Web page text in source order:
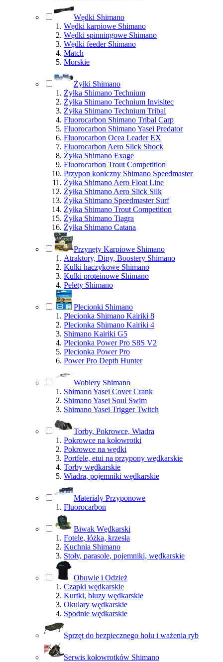
Wędki Shimano
Wędki karpiowe Shimano
Wędki spinningowe Shimano
Wędki feeder Shimano
Match
Morskie
Żyłki Shimano
Żyłka Shimano Technium
Żyłka Shimano Technium Invisitec
Żyłka Shimano Technium Tribal
Fluorocarbon Shimano Tribal Carp
Fluorocarbon Shimano Yasei Predator
Fluorocarbon Ocea Leader EX
Fluorocarbon Aero Slick Shock
Żyłka Shimano Exage
Fluorocarbon Trout Competition
Przypon koniczny Shimano Speedmaster
Żyłka Shimano Aero Float Line
Żyłka Shimano Aero Slick Silk
Żyłka Shimano Speedmaster Surf
Żyłka Shimano Trout Competition
Żyłka Shimano Tiagra
Żyłka Shimano Catana
Przynęty Karpiowe Shimano
Atraktory, Dipy, Boostery Shimano
Kulki haczykowe Shimano
Kulki proteinowe Shimano
Pelety Shimano
Plecionki Shimano
Plecionka Shimano Kairiki 8
Plecionka Shimano Kairiki 4
Shimano Kairiki G5
Plecionka Power Pro S8S V2
Plecionka Power Pro
Power Pro Depth Hunter
Woblery Shimano
Shimano Yasei Cover Crank
Shimano Yasei Soul Swim
Shimano Yasei Trigger Twitch
Torby, Pokrowce, Wiadra
Pokrowce na kołowrotki
Pokrowce na wędki
Portfele, etui na przypony wędkarskie
Torby wędkarskie
Wiadra, pojemniki wędkarskie
Materiały Przyponowe
Fluorocarbon
Biwak Wędkarski
Fotele, łóżka, krzesła
Kuchnia Shimano
Stoły, parasole, pojemniki, wędkarskie
Obuwie i Odzież
Czapki wędkarskie
Kurtki, bluzy wędkarskie
Okulary wędkarskie
Spodnie wędkarskie
Sprzęt do bezpiecznego holu i ważenia ryb
Serwis kołowrotków Shimano